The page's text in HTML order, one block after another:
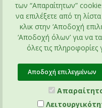
των “Απαραίτητων”
να επιλέξετε από τη
κλικ στην ‘Αποδοχή
‘Αποδοχή όλων’ για να
όλες τις πληροφορίες
Αποδοχή επιλεγμένων